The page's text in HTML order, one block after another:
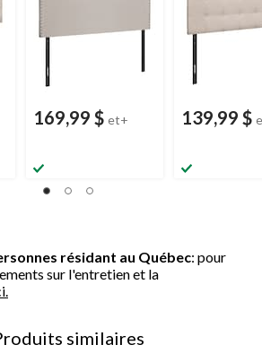
169,99 $ et+ 139,99 $
résidant au Québec: pour
sur l'entretien et la
similaires